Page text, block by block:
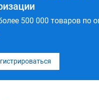
500 000 товаров по